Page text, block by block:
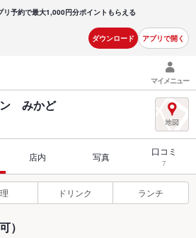
リ予約で最大1,000円分ポイントもらえる
ダウンロード アプリで開く
マイメニュー
ン みかど
店内 写真 口コミ
7
ドリンク ランチ
）